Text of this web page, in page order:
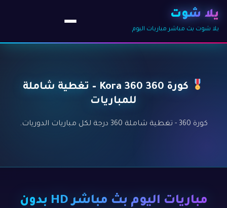
يلا شوت
يلا شوت بث مباشر مباريات اليوم
كورة 360 Kora 360 – تغطية شاملة
للمباريات
كورة 360 - تغطية شاملة 360 درجة لكل مباريات الدوريات.
مباريات اليوم بث مباشر HD بدون